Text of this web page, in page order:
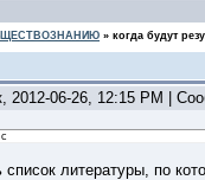
» когда будут
2012-06-26, 12:15 PM |
литературы, по